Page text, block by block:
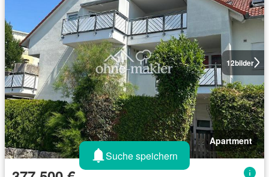
12bilder
Apartment
Suche speichern